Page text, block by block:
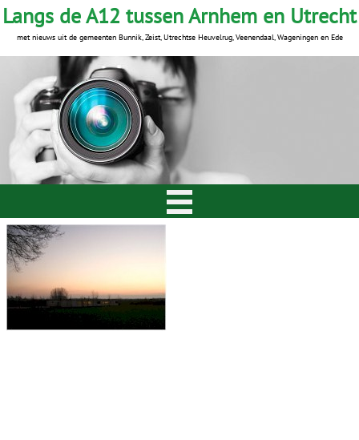
Langs de A12 tussen Arnhem en Utrecht
met nieuws uit de gemeenten Bunnik, Zeist, Utrechtse Heuvelrug, Veenendaal, Wageningen en Ede